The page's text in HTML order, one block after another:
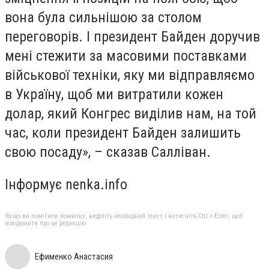
вона була сильнішою за столом
переговорів. І президент Байден доручив
мені стежити за масовими поставками
військової техніки, яку ми відправляємо
в Україну, щоб ми витратили кожен
долар, який Конгрес виділив нам, на той
час, коли президент Байден залишить
свою посаду», – сказав Салліван.
Інформує nenka.info
Якщо ви помітили помилку, виділіть необхідний текст і натисніть Ctrl + Enter, щоб
повідомити про це редакцію
Ефименко Анастасия